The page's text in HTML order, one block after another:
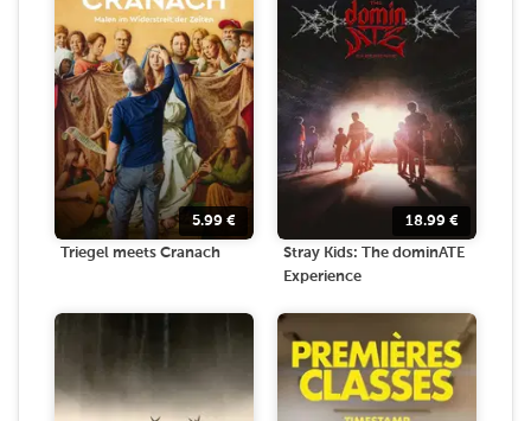
5.99 €
Triegel meets Cranach
18.99 €
Stray Kids: The dominATE
Experience